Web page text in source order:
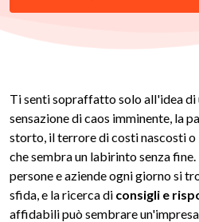
Ti senti sopraffatto solo all'idea di
sensazione di caos imminente, la
storto, il terrore di costi nascosti
che sembra un labirinto senza
persone e aziende ogni giorno si
sfida, e la ricerca di consigli e
affidabili può sembrare